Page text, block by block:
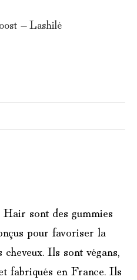
– Lashilé
sont des gummies
pour favoriser la
Ils sont végans,
fabriqués en France. Ils